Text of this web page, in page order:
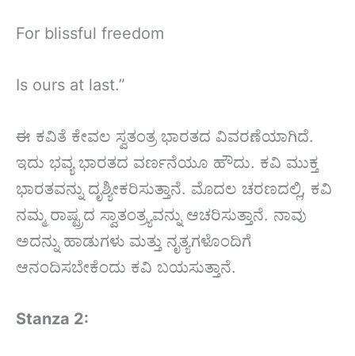
For blissful freedom
Is ours at last.”
ಈ ಕವಿತೆ ಕೇವಲ ಸ್ವತಂತ್ರ ಭಾರತದ ವಿವರಣೆಯಾಗಿದೆ.
ಇದು ಭವ್ಯ ಭಾರತದ ವರ್ಣನೆಯೂ ಹೌದು. ಕವಿ ಮುಕ್ತ
ಭಾರತವನ್ನು ದೃಶ್ಯೀಕರಿಸುತ್ತಾನೆ. ಮೊದಲ ಚರಣದಲ್ಲಿ, ಕವಿ
ನಮ್ಮ ರಾಷ್ಟ್ರದ ಸ್ವಾತಂತ್ರ್ಯವನ್ನು ಆಚರಿಸುತ್ತಾನೆ. ನಾವು
ಅದನ್ನು ಹಾಡುಗಳು ಮತ್ತು ನೃತ್ಯಗಳೊಂದಿಗೆ
ಆನಂದಿಸಬೇಕೆಂದು ಕವಿ ಬಯಸುತ್ತಾನೆ.
Stanza 2: